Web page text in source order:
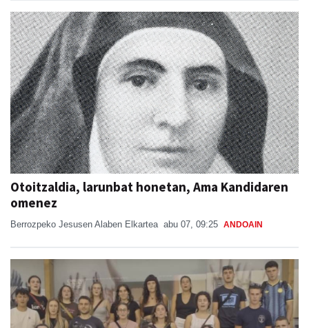
Otoitzaldia, larunbat honetan, Ama Kandidaren
omenez
Berrozpeko Jesusen Alaben Elkartea abu 07, 09:25 ANDOAIN